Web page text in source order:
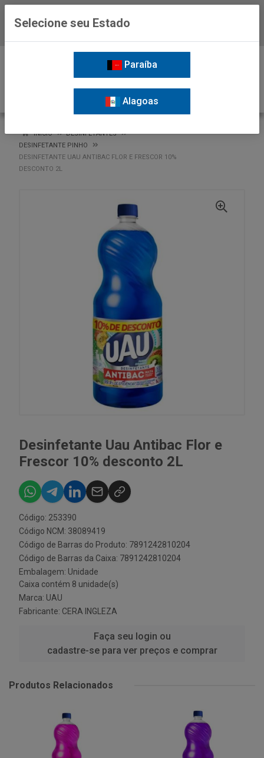
INÍCIO
DESINFETANTES
DESINFETANTE PINHO
DESINFETANTE UAU ANTIBAC FLOR E FRESCOR 10%
DESCONTO 2L
Desinfetante Uau Antibac Flor e
Frescor 10% desconto 2L
Código: 253390
Código NCM: 38089419
Código de Barras do Produto: 7891242810204
Código de Barras da Caixa: 7891242810204
Embalagem: Unidade
Caixa contém 8 unidade(s)
Marca: UAU
Fabricante: CERA INGLEZA
Faça seu login ou
cadastre-se para ver preços e comprar
Produtos Relacionados
Selecione seu Estado
Paraíba
Alagoas